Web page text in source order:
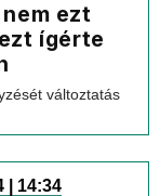
ezt
ígérte
változtatás
| 14:34